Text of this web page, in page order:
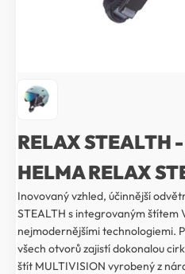
RELAX STEALTH
HELMA RELAX
Inovovaný vzhled, účinnější
STEALTH s integrovaným štítem
nejmodernějšími technologiemi.
všech otvorů zajistí dokonalou
štít MULTIVISION vyrobený z